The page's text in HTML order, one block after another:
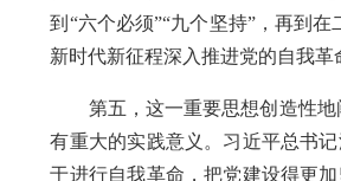
到“六个必须”“九个坚持”，再到
新时代新征程深入推进党的自我
第五，这一重要思想创造性地
有重大的实践意义。习近平总书
于进行自我革命，把党建设得更